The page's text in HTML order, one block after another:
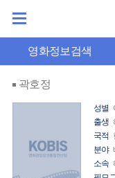
영화정보검색
곽호정
성별
출생
국적
분야
소속